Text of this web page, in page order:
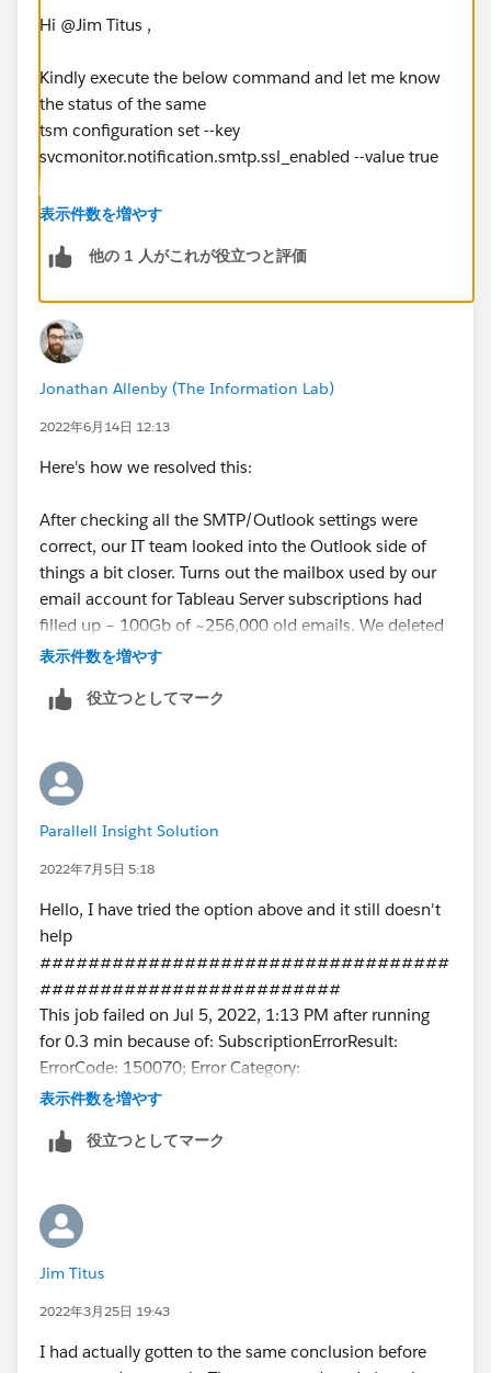
Hi @Jim Titus​ ,
Kindly execute the below command and let me know
the status of the same
tsm configuration set --key
svcmonitor.notification.smtp.ssl_enabled --value true
Please let me know if this works for you.
Thanks & Regards
表示件数を増やす
他の 1 人がこれが役立つと評価
Jonathan Allenby (The Information Lab)
2022年6月14日 12:13
Here's how we resolved this:
After checking all the SMTP/Outlook settings were
correct, our IT team looked into the Outlook side of
things a bit closer. Turns out the mailbox used by our
email account for Tableau Server subscriptions had
filled up – 100Gb of ~256,000 old emails. We deleted
anything over a year old, and space gradually freed up,
triggered. We’ve now set a retention rule on the
表示件数を増やす
役立つとしてマーク
Parallell Insight Solution
2022年7月5日 5:18
Hello, I have tried the option above and it still doesn't
help
##################################
#########################
This job failed on Jul 5, 2022, 1:13 PM after running
for 0.3 min because of: SubscriptionErrorResult:
ErrorCode: 150070; Error Category:
CAUSED_BY_NON_SUBSCRIPTION_SERVICE; Error
send. (Attachment sizes:
0014,image/png:72745,image/png:64216,image/png
:61974,]). (errorCode=150070);Unable to reach SMTP
host. Check if SMTP has been configured.; Original
exception: Email failed to send. (Attachment sizes:
[image/png:179172,image/png:68821,image/png:12
:61974,]). (errorCode=150070);
表示件数を増やす
役立つとしてマーク
Jim Titus
2022年3月25日 19:43
I had actually gotten to the same conclusion before